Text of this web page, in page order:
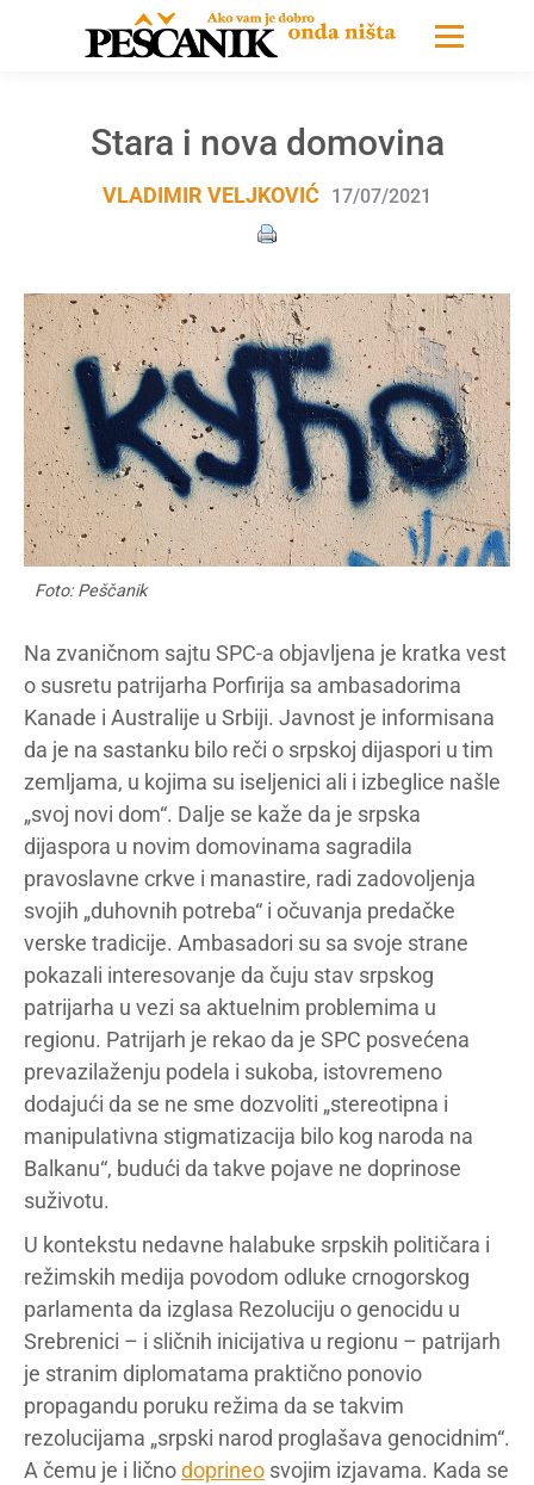
Stara i nova domovina
VLADIMIR VELJKOVIĆ 17/07/2021
Foto: Peščanik
Na zvaničnom sajtu SPC-a objavljena je kratka vest
o susretu patrijarha Porfirija sa ambasadorima
Kanade i Australije u Srbiji. Javnost je informisana
da je na sastanku bilo reči o srpskoj dijaspori u tim
zemljama, u kojima su iseljenici ali i izbeglice našle
„svoj novi dom“. Dalje se kaže da je srpska
dijaspora u novim domovinama sagradila
pravoslavne crkve i manastire, radi zadovoljenja
svojih „duhovnih potreba“ i očuvanja predačke
verske tradicije. Ambasadori su sa svoje strane
pokazali interesovanje da čuju stav srpskog
patrijarha u vezi sa aktuelnim problemima u
regionu. Patrijarh je rekao da je SPC posvećena
prevazilaženju podela i sukoba, istovremeno
dodajući da se ne sme dozvoliti „stereotipna i
manipulativna stigmatizacija bilo kog naroda na
Balkanu“, budući da takve pojave ne doprinose
suživotu.
U kontekstu nedavne halabuke srpskih političara i
režimskih medija povodom odluke crnogorskog
parlamenta da izglasa Rezoluciju o genocidu u
Srebrenici – i sličnih inicijativa u regionu – patrijarh
je stranim diplomatama praktično ponovio
propagandu poruku režima da se takvim
rezolucijama „srpski narod proglašava genocidnim“.
A čemu je i ličnodoprineo svojim izjavama. Kada se